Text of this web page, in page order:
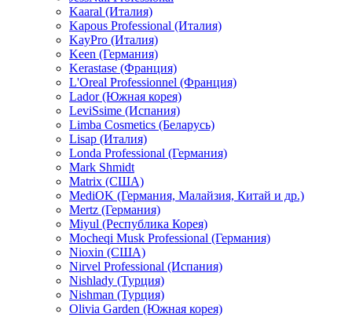
Kaaral (Италия)
Kapous Professional (Италия)
KayPro (Италия)
Keen (Германия)
Kerastase (Франция)
L'Oreal Professionnel (Франция)
Lador (Южная корея)
LeviSsime (Испания)
Limba Cosmetics (Беларусь)
Lisap (Италия)
Londa Professional (Германия)
Mark Shmidt
Matrix (США)
MediOK (Германия, Малайзия, Китай и др.)
Mertz (Германия)
Miyul (Республика Корея)
Mocheqi Musk Professional (Германия)
Nioxin (США)
Nirvel Professional (Испания)
Nishlady (Турция)
Nishman (Турция)
Olivia Garden (Южная корея)